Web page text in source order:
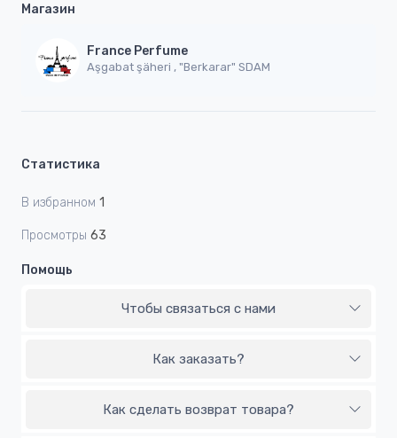
Магазин
France Perfume
Aşgabat şäheri , "Berkarar" SDAM
Статистика
В избранном 1
Просмотры 63
Помощь
Чтобы связаться с нами
Как заказать?
Как сделать возврат товара?